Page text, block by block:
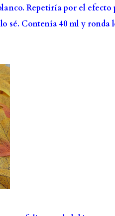
Repetiría por el efecto
sé. Contenía 40 ml y ronda